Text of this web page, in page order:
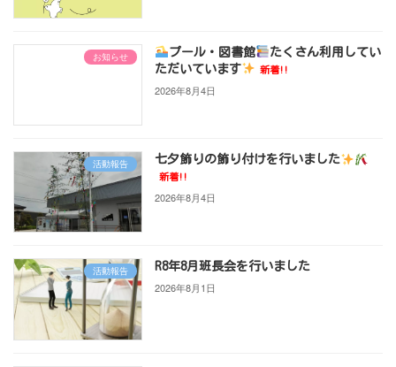
お知らせ プール・図書館
たくさん利用してい
ただいています
新着!!
2026年8月4日
活動報告 七夕飾りの飾り付けを行いました
新着!!
2026年8月4日
活動報告 R8年8月班長会を行いました
2026年8月1日